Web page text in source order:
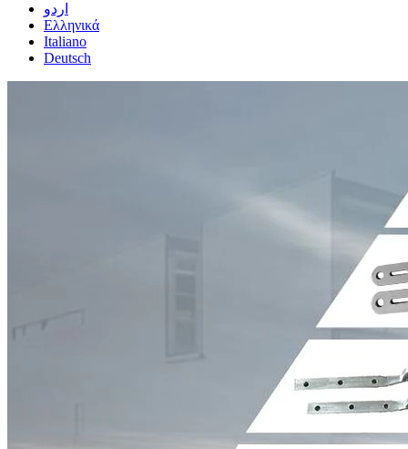
اردو
Ελληνικά
Italiano
Deutsch